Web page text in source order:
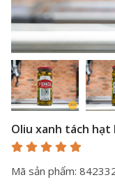
Oliu xanh tách hạt
Mã sản phẩm: